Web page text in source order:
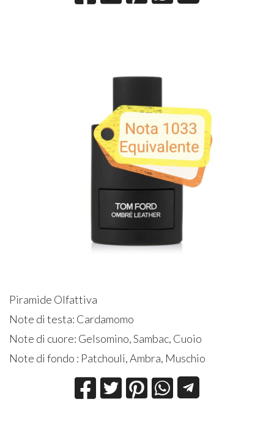
Piramide Olfattiva
Note di testa: Cardamomo
Note di cuore: Gelsomino, Sambac, Cuoio
Note di fondo : Patchouli, Ambra, Muschio